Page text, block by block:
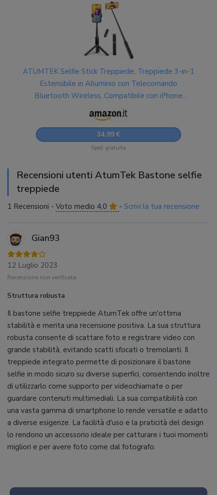
ATUMTEK Selfie Stick Treppiede, Treppiede 3-in-1
Estensibile in Alluminio con Telecomando
Bluetooth Wireless, Compatibile con iPhone
17/16/15/14/13/12 mini/11 Pro e
Smartphone/Telefono Samsung, Nero
34,99 €
Sped. gratuita
Recensioni utenti AtumTek Bastone selfie
treppiede
1 Recensioni - Voto medio 4,0 - Scrivi la tua recensione
Gian93
12 Luglio 2023
Recensione non verificata
Struttura robusta
Il bastone selfie treppiede AtumTek offre un'ottima
stabilità e merita una recensione positiva. La sua struttura
robusta consente di scattare foto e registrare video con
grande stabilità, evitando scatti sfocati o tremolanti. Il
treppiede integrato permette di posizionare il bastone
selfie in modo sicuro su diverse superfici, consentendo inoltre
di utilizzarlo come supporto per videochiamate o per
guardare contenuti multimediali. La sua compatibilità con
una vasta gamma di smartphone lo rende versatile e adatto
a diverse esigenze. La facilità d'uso e la praticità del design
lo rendono un accessorio ideale per catturare i tuoi momenti
migliori e per avere foto come dal fotografo.